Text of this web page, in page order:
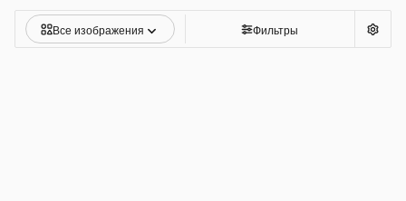
Все изображения Фильтры